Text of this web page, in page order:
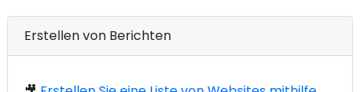
Erstellen von Berichten